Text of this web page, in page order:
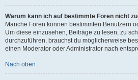
Warum kann ich auf bestimmte Foren nicht
Manche Foren können bestimmten Benutzern
Um diese einzusehen, Beiträge zu lesen, zu
durchzuführen, brauchst du möglicherweise
einen Moderator oder Administrator nach
Nach oben